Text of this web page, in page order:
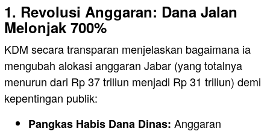
1. Revolusi Anggaran: Dana Jalan
Melonjak 700%
KDM secara transparan menjelaskan bagaimana ia
mengubah alokasi anggaran Jabar (yang totalnya
menurun dari Rp 37 triliun menjadi Rp 31 triliun) demi
kepentingan publik:
Pangkas Habis Dana Dinas: Anggaran